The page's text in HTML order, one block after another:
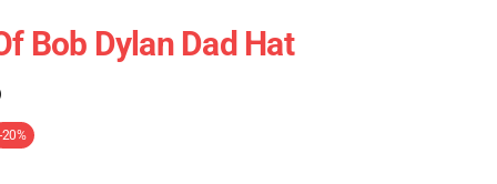
Bob Dylan Dad Hat
-20%